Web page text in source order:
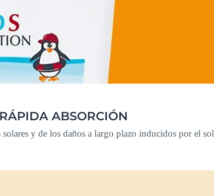
ABSORCIÓN
y de los daños a largo plazo inducidos por el sol